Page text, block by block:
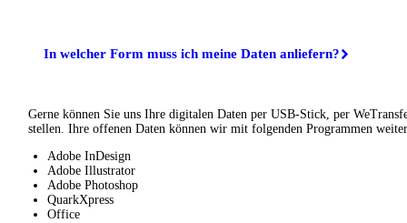
In welcher Form muss ich meine Daten anliefern?
Gerne können Sie uns Ihre digitalen Daten per USB-Stick, per
stellen. Ihre offenen Daten können wir mit folgenden Programmen
Adobe InDesign
Adobe Illustrator
Adobe Photoshop
QuarkXpress
Office